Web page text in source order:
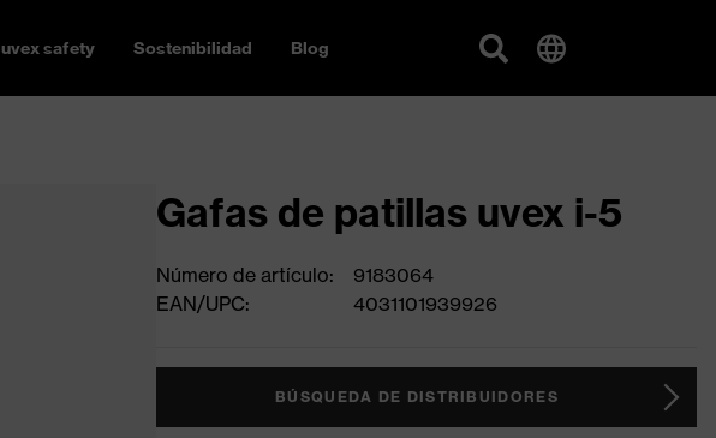
uvex safety Sostenibilidad Blog
Gafas de patillas uvex i-5
Número de artículo:
9183064
EAN/UPC:
4031101939926
BÚSQUEDA DE DISTRIBUIDORES